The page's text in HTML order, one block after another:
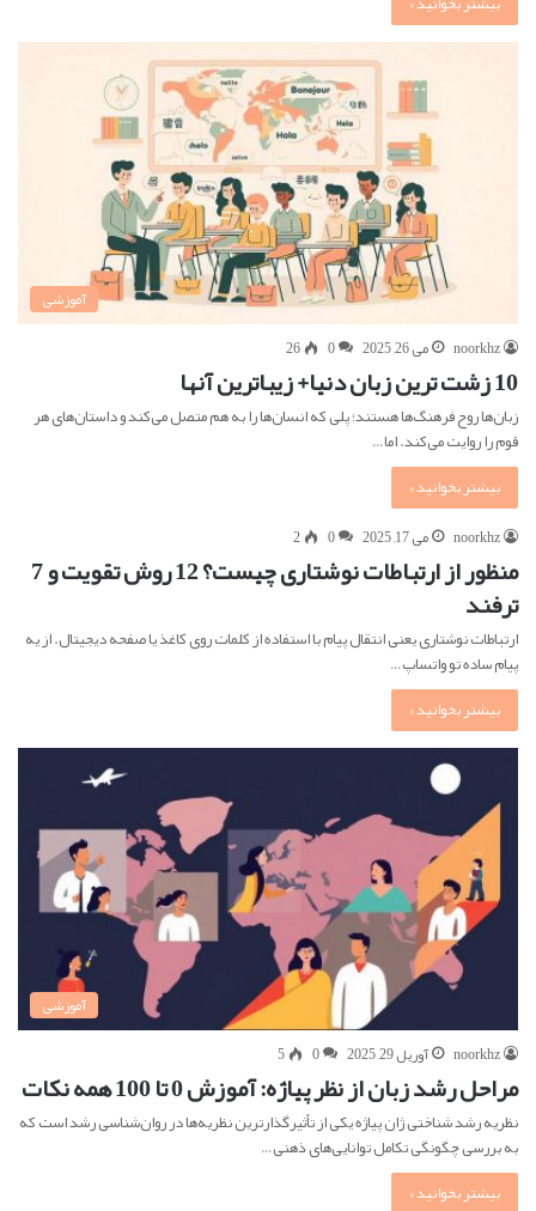
آموزشی
noorkhz
می 26, 2025 0
26
10 زشت ترین زبان دنیا+ زیباترین آنها
زبان‌ها روح فرهنگ‌ها هستند؛ پلی که انسان‌ها را به هم متصل می‌کند و داستان‌های هر
قوم را روایت می‌کند. اما…
بیشتر بخوانید »
noorkhz می 17, 2025 0
2
منظور از ارتباطات نوشتاری چیست؟ 12 روش تقویت و 7
ترفند
ارتباطات نوشتاری یعنی انتقال پیام با استفاده از کلمات روی کاغذ یا صفحه دیجیتال. از یه
پیام ساده تو واتساپ…
بیشتر بخوانید »
آموزشی
noorkhz
آوریل 29, 2025 0
5
مراحل رشد زبان از نظر پیاژه: آموزش 0 تا 100 همه نکات
نظریه رشد شناختی ژان پیاژه یکی از تأثیرگذارترین نظریه‌ها در روان‌شناسی رشد است که
به بررسی چگونگی تکامل توانایی‌های ذهنی…
بیشتر بخوانید »